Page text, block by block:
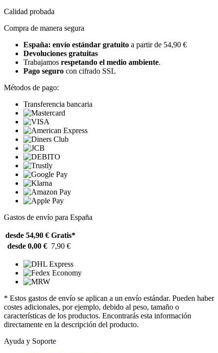
Calidad probada
Compra de manera segura
España: envío estándar gratuito a partir de 54,90 €
Devoluciones gratuitas
Trabajamos respetando el medio ambiente.
Pago seguro con cifrado SSL
Métodos de pago:
Transferencia bancaria
Gastos de envío para España
desde 54,90 € Gratis*
desde 0,00 € 7,90 €
* Estos gastos de envío se aplican a un envío estándar. Pueden haber
costes adicionales, por ejemplo, debido al peso, tamaño o
características de los productos. Encontrarás esta información
directamente en la descripción del producto.
Ayuda y Soporte